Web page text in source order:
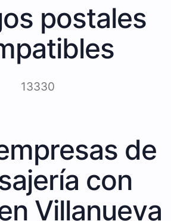
postales
13330
de
con
Villanueva